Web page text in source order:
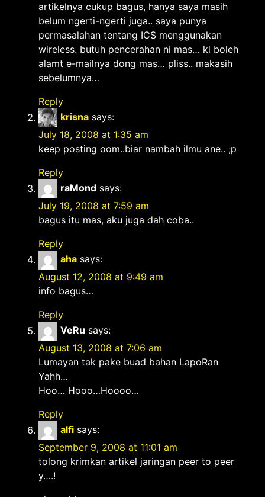
artikelnya cukup bagus, hanya saya masih
belum ngerti-ngerti juga.. saya punya
permasalahan tentang ICS menggunakan
wireless. butuh pencerahan ni mas… kl boleh
alamt e-mailnya dong mas… pliss.. makasih
sebelumnya…
Reply
krisna says:
July 18, 2008 at 1:35 am
keep posting oom..biar nambah ilmu ane.. ;p
Reply
raMond says:
July 19, 2008 at 7:59 am
bagus itu mas, aku juga dah coba..
Reply
aha says:
August 12, 2008 at 9:49 am
info bagus…
Reply
VeRu says:
August 13, 2008 at 7:06 am
Lumayan tak pake buad bahan LapoRan
Yahh…
Hoo… Hooo…Hoooo…
Reply
alfi says:
September 9, 2008 at 11:01 am
tolong krimkan artikel jaringan peer to peer
y….!